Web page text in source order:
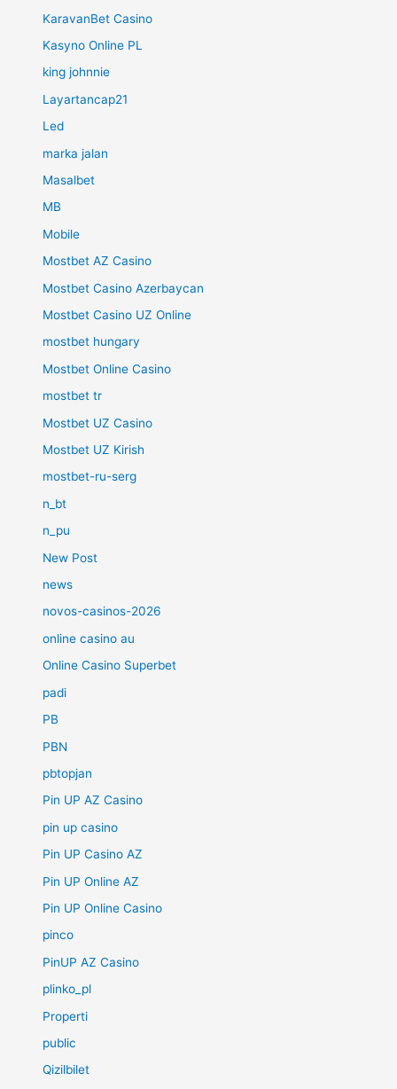
KaravanBet Casino
Kasyno Online PL
king johnnie
Layartancap21
Led
marka jalan
Masalbet
MB
Mobile
Mostbet AZ Casino
Mostbet Casino Azerbaycan
Mostbet Casino UZ Online
mostbet hungary
Mostbet Online Casino
mostbet tr
Mostbet UZ Casino
Mostbet UZ Kirish
mostbet-ru-serg
n_bt
n_pu
New Post
news
novos-casinos-2026
online casino au
Online Casino Superbet
padi
PB
PBN
pbtopjan
Pin UP AZ Casino
pin up casino
Pin UP Casino AZ
Pin UP Online AZ
Pin UP Online Casino
pinco
PinUP AZ Casino
plinko_pl
Properti
public
Qizilbilet